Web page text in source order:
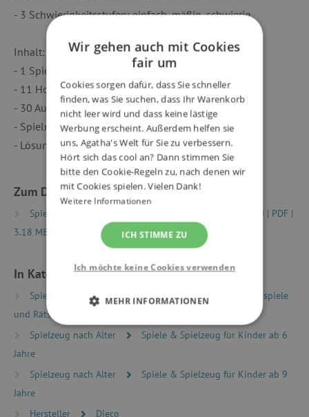
- 3 Schwierigkeitsstufen: einfach, mäßig, schwierig.
Inhalt:
- 1 Spielbrett
- 11 Holzteile
- 30 Aufgabenkarten
- Spielregeln in 10 Sprachen
- Lösungen am Ende der Spielanleitung
Zum Download
Spielregeln|Game rules FR-EN-DE-ES-IT-PT-NL-SV-DA-RU | PDF |
3.18 MB
In Kategorien eingeteilt
Spielzeug nach Typ Gesellschaftsspiele
Logikspiele
und Rätsel
Spielzeug nach Alter
Spiele & Spielzeug für Kinder ab 6
Jahre
Spielzeug nach Alter
Spiele & Spielzeug für Kinder ab 9
Jahre
Hersteller
Djeco
Wir gehen auch mit Cookies
fair um
Cookies sorgen dafür, dass Sie schneller
finden, was Sie suchen, dass Ihr Warenkorb
nicht leer wird und dass keine lästige
Werbung erscheint. Außerdem helfen sie
uns, Agatha's Welt für Sie zu verbessern.
Hört sich das cool an? Dann stimmen Sie
bitte den Cookie-Regeln zu, nach denen wir
mit Cookies spielen. Vielen Dank!
Weitere Informationen
ICH STIMME ZU
Ich möchte keine Cookies verwenden
MEHR INFORMATIONEN
UNBEDINGT ERFORDERLICH